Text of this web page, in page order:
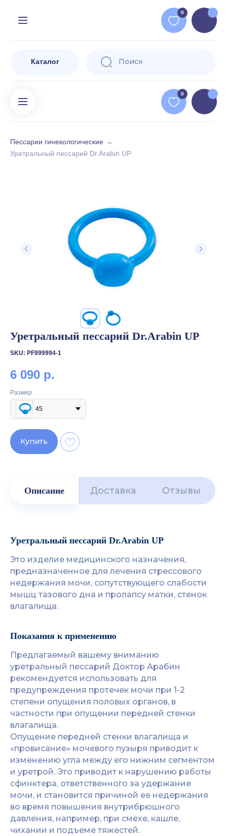
0
Каталог Поиск
и за ее
0
Пессарии гинекологические →
Уретральный пессарий Dr.Arabin UP
Уретральный пессарий Dr.Arabin UP
SKU: PF999994-1
6 090 р.
Размер
45
Купить
Описание Доставка Отзывы
Уретральный пессарий Dr.Arabin UP
Это изделие медицинского назначения,
предназначенное для лечения стрессового
недержания мочи, сопутствующего слабости
мышц тазового дна и пролапсу матки, стенок
влагалища.
Показания к применению
Предлагаемый вашему вниманию
уретральный пессарий Доктор Арабин
рекомендуется использовать для
предупреждения протечек мочи при 1-2
степени опущения половых органов, в
частности при опущении передней стенки
влагалища.
Опущение передней стенки влагалища и
«провисание» мочевого пузыря приводит к
изменению угла между его нижним сегментом
и уретрой. Это приводит к нарушению работы
сфинктера, ответственного за удержание
мочи, и становится причиной ее недержания
во время повышения внутрибрюшного
давления, например, при смехе, кашле,
чихании и подъеме тяжестей.